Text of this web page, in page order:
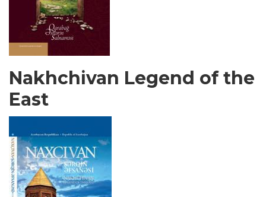
Nakhchivan Legend of the
East